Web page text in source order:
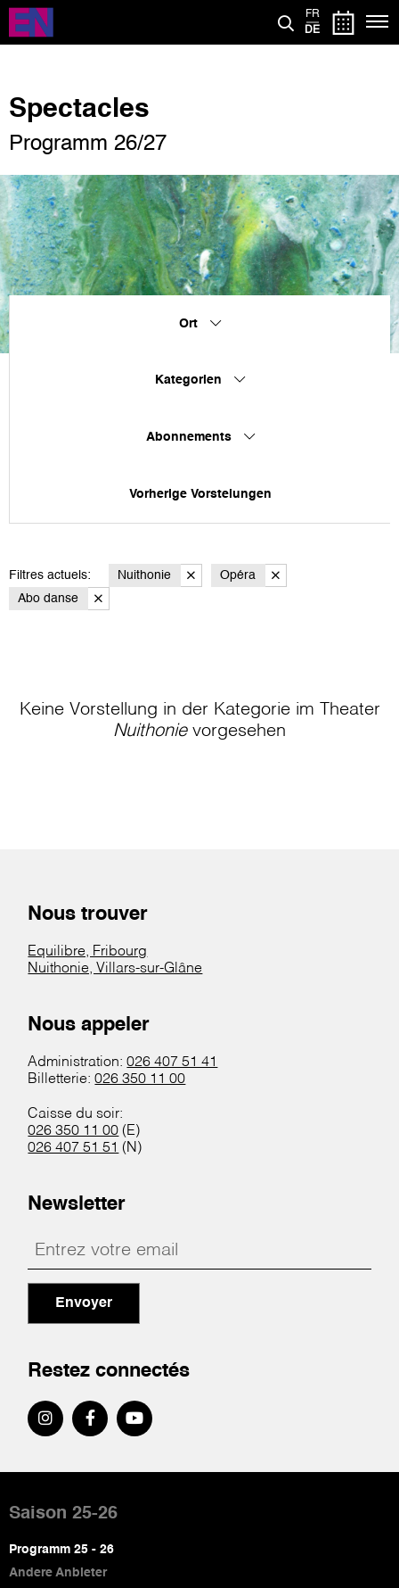
Direkt
zum
Inhalt
FR
DE
Spectacles
Programm 26/27
Ort
Kategorien
Abonnements
Vorherige Vorstelungen
Filtres actuels: Nuithonie
Opéra
Abo danse
Keine Vorstellung in der Kategorie im Theater
Nuithonievorgesehen
Nous trouver
Equilibre, Fribourg
Nuithonie, Villars-sur-Glâne
Nous appeler
Administration:026 407 51 41
Billetterie:026 350 11 00
Caisse du soir:
026 350 11 00 (E)
026 407 51 51 (N)
Newsletter
Envoyer
Restez connectés
de
page
Saison 25-26
Programm 25 - 26
Andere Anbieter